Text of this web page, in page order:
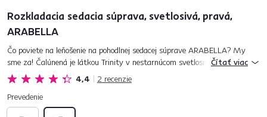
Rozkladacia sedacia súprava, svetlosivá, pravá,
ARABELLA
4,4 2 recenzie
Čo poviete na leňošenie na pohodlnej sedacej súprave ARABELLA? My
sme za! Čalúnená je látkou Trinity v nestarnúcom svetlosivom farebnom
prevedení. Je rozkladacia, takže ponúka dostatok miesta na...
Čítať viac
Prevedenie